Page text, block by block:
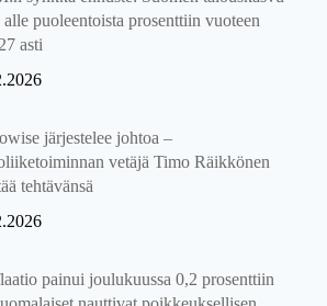
alle puoleentoista prosenttiin vuoteen
asti
järjestelee johtoa –
vetäjä Timo Räikkönen
tehtävänsä
painui joulukuussa 0,2 prosenttiin